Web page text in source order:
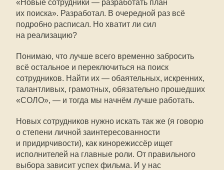
«Новые сотрудники — разработать план
их поиска». Разработал. В очередной раз всё
подробно расписал. Но хватит ли сил
на реализацию?
Понимаю, что лучше всего временно забросить
всё остальное и переключиться на поиск
сотрудников. Найти их — обаятельных, искренних,
талантливых, грамотных, обязательно прошедших
«СОЛО», — и тогда мы начнём лучше работать.
Новых сотрудников нужно искать так же (я говорю
о степени личной заинтересованности
и придирчивости), как кинорежиссёр ищет
исполнителей на главные роли. От правильного
выбора зависит успех фильма. И у нас